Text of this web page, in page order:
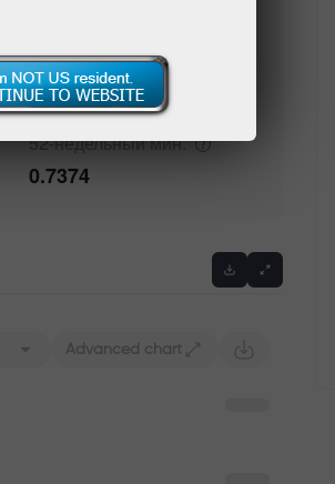
52-недельныймакс.
4.8721
52-недельныймин.
0.7374
Advanced chart